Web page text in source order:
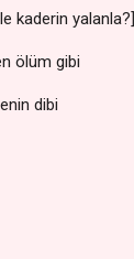
kaderin yalanla?]
ölüm gibi
dibi